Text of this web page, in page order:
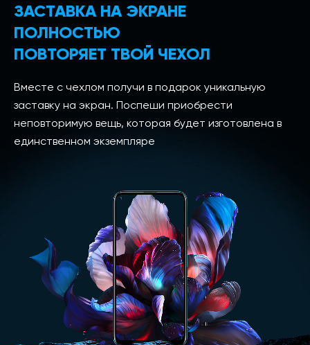
ЗАСТАВКА НА ЭКРАНЕ
ПОЛНОСТЬЮ
ПОВТОРЯЕТ ТВОЙ ЧЕХОЛ
Вместе с чехлом получи в подарок уникальную
заставку на экран. Поспеши приобрести
неповторимую вещь, которая будет изготовлена в
единственном экземпляре